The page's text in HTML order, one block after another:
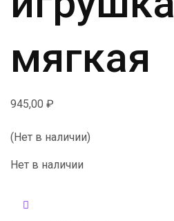
мягкая
945,00 ₽
(Нет в наличии)
Нет в наличии